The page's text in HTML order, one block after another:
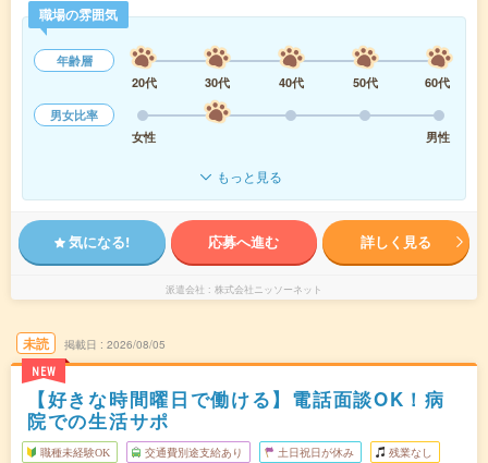
職場の雰囲気
年齢層
20代
30代 40代 50代
60代
男女比率
女性
男性
もっと見る
気になる! 応募へ進む 詳しく見る
派遣会社 株式会社ニッソーネット
未読
NEW
掲載日 2026/08/05
【好きな時間曜日で働ける】電話面談OK！病
院での生活サポ
職種未経験OK 交通費別途支給あり 土日祝日が休み 残業なし